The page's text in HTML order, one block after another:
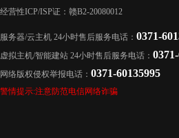
经营性ICP/ISP证：赣B2-20080012
服务器/云主机 24小时售后服务电话： 0371-
虚拟主机/智能建站 24小时售后服务电话：
网络版权侵权举报电话： 0371-60135995
警情提示:注意防范电信网络诈骗